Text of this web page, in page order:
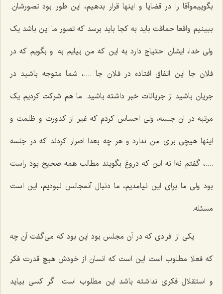
بگوییموآقا را در قضایا و اینها قرار بدهیم، این طور بود تصورشان.
ببینیم واقعا حماقت باید به کجا باید برسد که تصور ما این باشد یک
ولی خدا، ایشان احتیاج دارد به این که من بیایم به او بگویم که در
فلان جا این اتفاق افتاده در فلان جا ....، شما متوجه باشید در
جریان باشید از جریانات خبر داشته باشید. ما هم شرکت کردیم یک
مرتبه در ان جلسه، ولی احساس کردم که غیر از کدورت و ظلمت و
اینها هیچی برای من ندارد و هر چه بعدا اصرار کردند که در جلسه
....، گفتم نه! نه این که دروغ بگویند مطالب همه صحیح بود راست
بود ولی ما برای این نیامدیم، ما دنبال آنمجالس نبودیم، این است
مسئله.
یکی از افرادی که در آن مجلس بود این بود که می‌گفت آن چه
که فعلا مطلوب است این است که انسان از خودش هیچ قدرت فکر
و استقلال فکری نداشته باشد این مطلوب است. اگر کسی بیاید